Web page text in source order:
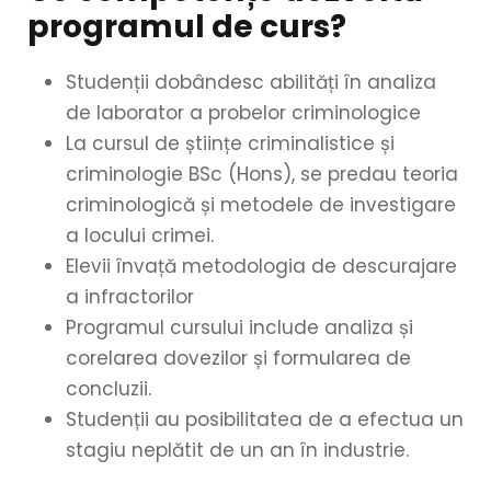
programul de curs?
Studenții dobândesc abilități în analiza
de laborator a probelor criminologice
La cursul de științe criminalistice și
criminologie BSc (Hons), se predau teoria
criminologică și metodele de investigare
a locului crimei.
Elevii învață metodologia de descurajare
a infractorilor
Programul cursului include analiza și
corelarea dovezilor și formularea de
concluzii.
Studenții au posibilitatea de a efectua un
stagiu neplătit de un an în industrie.